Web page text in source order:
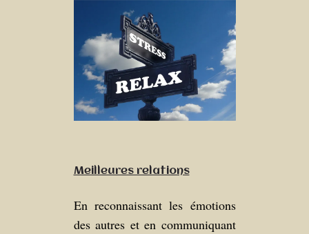
Meilleures relations
En reconnaissant les émotions
des autres et en communiquant